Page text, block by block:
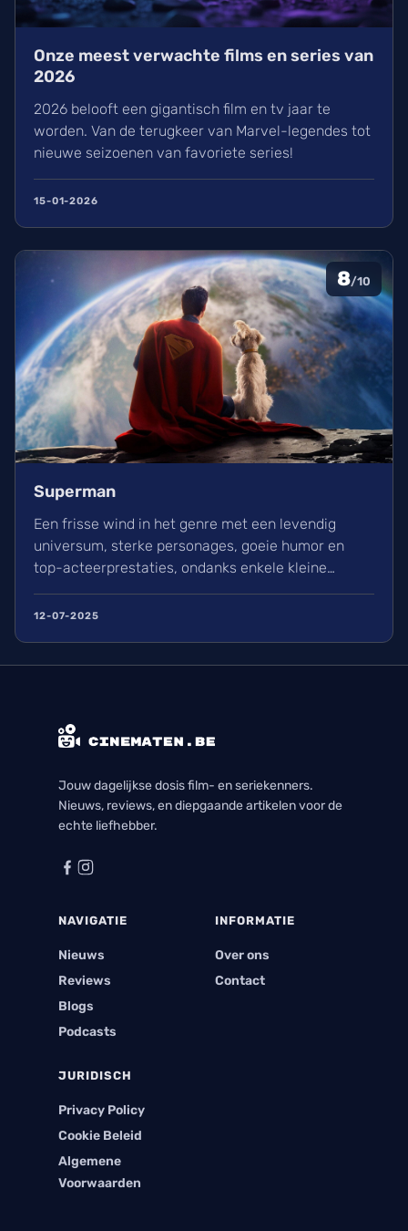
Onze meest verwachte films en series van
2026
2026 belooft een gigantisch film en tv jaar te
worden. Van de terugkeer van Marvel-legendes tot
nieuwe seizoenen van favoriete series!
15-01-2026
8/10
Superman
Een frisse wind in het genre met een levendig
universum, sterke personages, goeie humor en
top-acteerprestaties, ondanks enkele kleine
minpunten.
12-07-2025
Jouw dagelijkse dosis film- en seriekenners.
Nieuws, reviews, en diepgaande artikelen voor de
echte liefhebber.
NAVIGATIE
Nieuws
Reviews
Blogs
Podcasts
INFORMATIE
Over ons
Contact
JURIDISCH
Privacy Policy
Cookie Beleid
Algemene
Voorwaarden